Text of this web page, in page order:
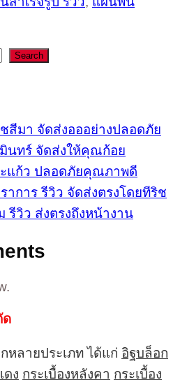
Search
สีมา จัดส่งอออย่างปลอดภัย
นทร์ จัดส่งให้คุณก้อย
แก้ว ปลอดภัยคุณภาพดี
าการ รีวิว จัดส่งตรงโดยทีริช
รีวิว ส่งตรงถึงหน้างาน
ด
ลายประเภท ได้แก่ อิฐบล็อก
ดง กระเบื้องหลังคา กระเบื้อง